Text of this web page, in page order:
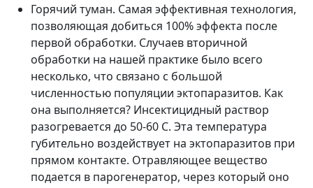
Горячий туман. Самая эффективная технология,
позволяющая добиться 100% эффекта после
первой обработки. Случаев вторичной
обработки на нашей практике было всего
несколько, что связано с большой
численностью популяции эктопаразитов. Как
она выполняется? Инсектицидный раствор
разогревается до 50-60 С. Эта температура
губительно воздействует на эктопаразитов при
прямом контакте. Отравляющее вещество
подается в парогенератор, через который оно